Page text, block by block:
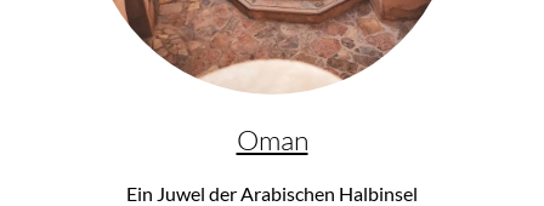
Oman
Ein Juwel der Arabischen Halbinsel